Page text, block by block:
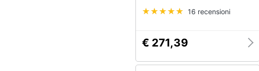
30s4g99s8o-17416 recensioni
€ 271,39